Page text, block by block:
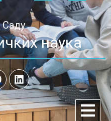
наука